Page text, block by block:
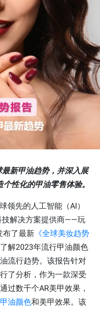
新甲油趋势，并深入展
性化的甲油零售体验。
领先的人工智能（AI）
技解决方案提供商——玩
布了最新 《全球美妆趋势
解2023年流行甲油颜色
流行趋势。该报告针对
了分析，作为一款深受
过数千个AR美甲效果，
油颜色和美甲效果。该